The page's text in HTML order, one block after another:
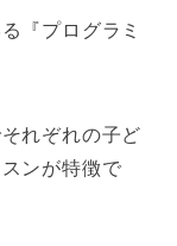
『プログラミ
れぞれの子ど
ンが特徴で